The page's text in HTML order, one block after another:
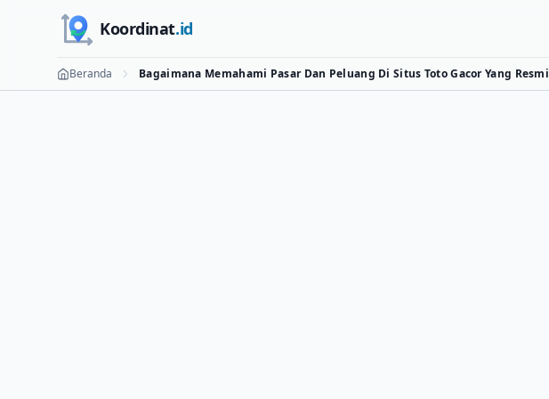
Skip to main content
Koordinat.id
Beranda Bagaimana Memahami Pasar Dan Peluang Di Situs Toto Gacor Yang Resmi